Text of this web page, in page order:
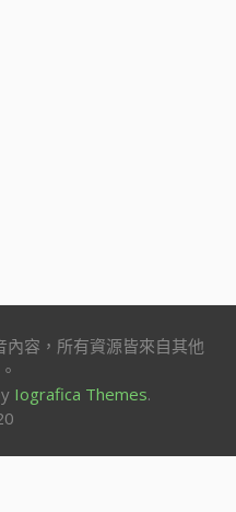
容，所有資源皆來自其他
Iografica Themes.